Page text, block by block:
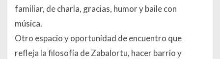
familiar, de charla, gracias, humor y baile con
música.
Otro espacio y oportunidad de encuentro que
refleja la filosofía de Zabalortu, hacer barrio y